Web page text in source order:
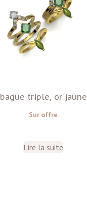
bague triple, or jaune
Sur offre
Lire la suite